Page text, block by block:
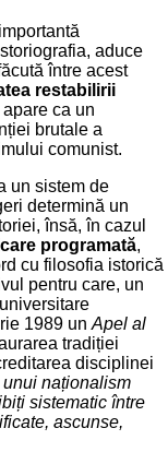
aduce
între acest
restabilirii
ca un
brutale a
comunist.
un sistem de
determină un
însă, în cazul
programată,
cu filosofia istorică
pentru care, un
1989 un Apel al
tradiției
disciplinei
naționalism
sistematic între
ascunse,